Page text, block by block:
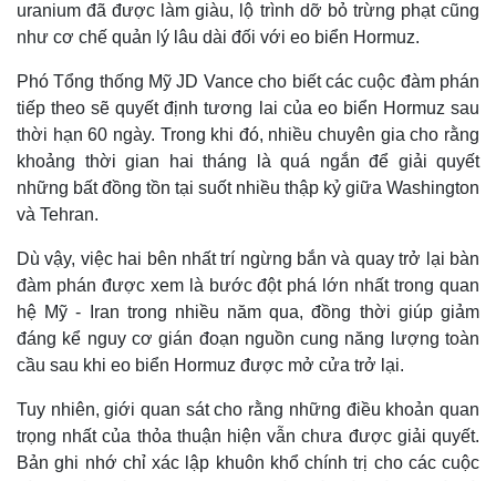
uranium đã được làm giàu, lộ trình dỡ bỏ trừng phạt cũng
như cơ chế quản lý lâu dài đối với eo biển Hormuz.
Phó Tổng thống Mỹ JD Vance cho biết các cuộc đàm phán
tiếp theo sẽ quyết định tương lai của eo biển Hormuz sau
thời hạn 60 ngày. Trong khi đó, nhiều chuyên gia cho rằng
khoảng thời gian hai tháng là quá ngắn để giải quyết
những bất đồng tồn tại suốt nhiều thập kỷ giữa Washington
và Tehran.
Dù vậy, việc hai bên nhất trí ngừng bắn và quay trở lại bàn
đàm phán được xem là bước đột phá lớn nhất trong quan
hệ Mỹ - Iran trong nhiều năm qua, đồng thời giúp giảm
đáng kể nguy cơ gián đoạn nguồn cung năng lượng toàn
cầu sau khi eo biển Hormuz được mở cửa trở lại.
Tuy nhiên, giới quan sát cho rằng những điều khoản quan
trọng nhất của thỏa thuận hiện vẫn chưa được giải quyết.
Bản ghi nhớ chỉ xác lập khuôn khổ chính trị cho các cuộc